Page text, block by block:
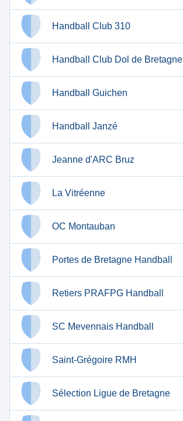
Handball Club 310
Handball Club Dol de Bretagne
Handball Guichen
Handball Janzé
Jeanne d'ARC Bruz
La Vitréenne
OC Montauban
Portes de Bretagne Handball
Retiers PRAFPG Handball
SC Mevennais Handball
Saint-Grégoire RMH
Sélection Ligue de Bretagne